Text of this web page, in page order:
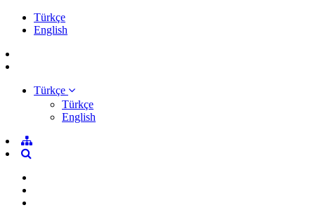
Türkçe
English
Türkçe
Türkçe
English